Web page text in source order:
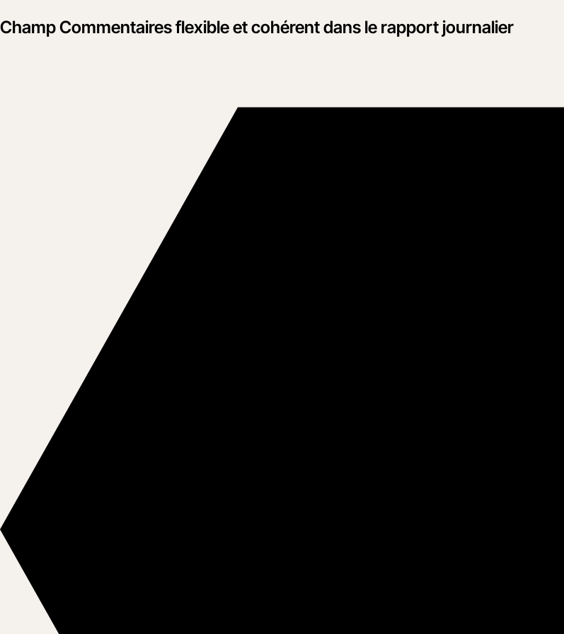
Champ Commentaires flexible et cohérent dans le rapport journalier